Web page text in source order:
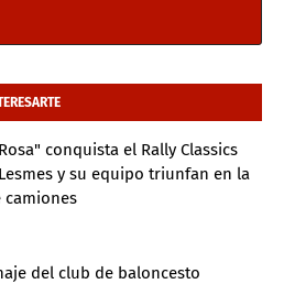
conquista el Rally Classics
y su equipo triunfan en la
camiones
del club de baloncesto